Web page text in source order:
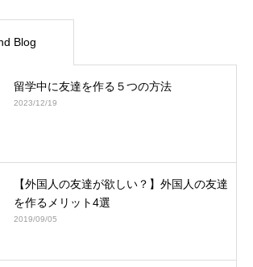
Blog
留学中に友達を作る５つの方法
2023/12/19
【外国人の友達が欲しい？】外国人の友達
を作るメリット4選
2019/09/05